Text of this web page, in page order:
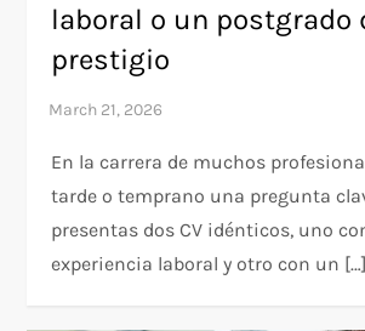
laboral o un postgrado
prestigio
En la carrera de muchos
tarde o temprano una pregunta
presentas dos CV idénticos, uno
experiencia laboral y otro con un […]